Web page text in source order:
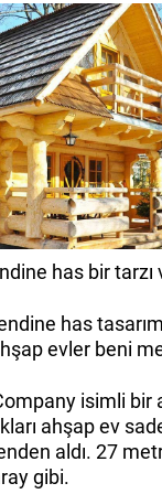
has bir tarzı
has
evler beni
isimli bir
ahşap ev
aldı. 27
gibi.